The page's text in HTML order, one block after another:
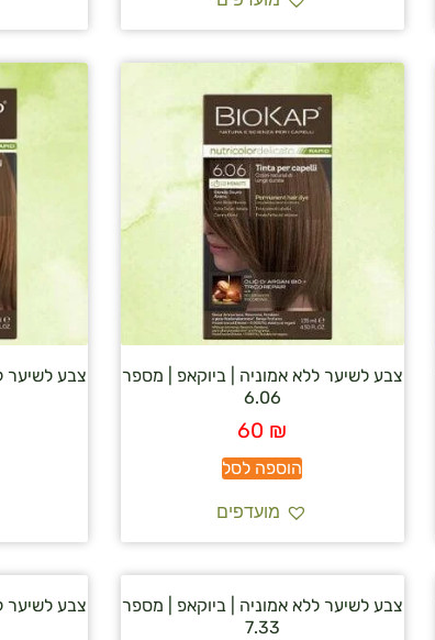
צבע לשיער ללא אמוניה | ביוקאפ | מספר
6.06
60 ₪
הוספה לסל
מועדפים
צבע לשיער
צבע לשיער ללא אמוניה | ביוקאפ | מספר
7.33
צבע לשיער